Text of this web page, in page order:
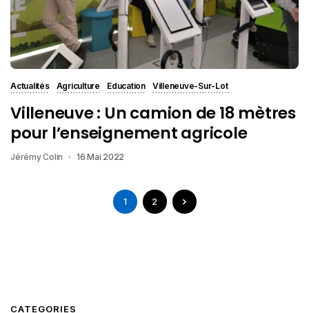
Actualités Agriculture Education Villeneuve-Sur-Lot
Villeneuve : Un camion de 18 mètres
pour l’enseignement agricole
Jérémy Colin 16 Mai 2022
1 2
CATEGORIES